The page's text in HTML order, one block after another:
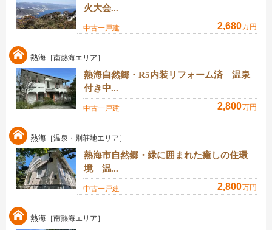
火大会...
中古一戸建 2,680万円
熱海 ［南熱海エリア］
熱海自然郷・R5内装リフォーム済 温泉
付き中...
中古一戸建 2,800万円
熱海 ［温泉・別荘地エリア］
熱海市自然郷・緑に囲まれた癒しの住環
境 温...
中古一戸建 2,800万円
熱海 ［南熱海エリア］